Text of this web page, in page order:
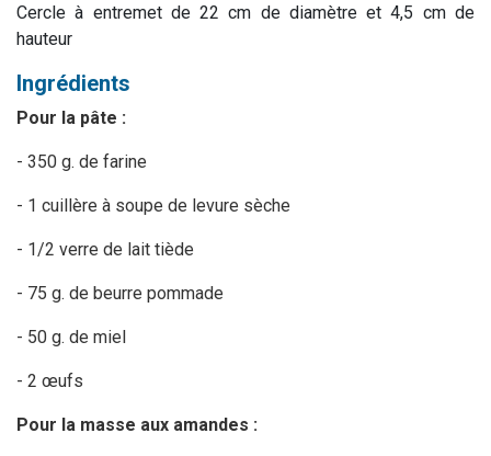
Cercle à entremet de 22 cm de diamètre et 4,5 cm de
hauteur
Ingrédients
Pour la pâte :
- 350 g. de farine
- 1 cuillère à soupe de levure sèche
- 1/2 verre de lait tiède
- 75 g. de beurre pommade
- 50 g. de miel
- 2 œufs
Pour la masse aux amandes :